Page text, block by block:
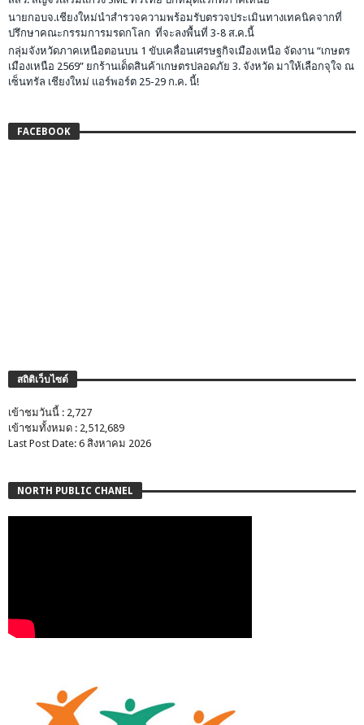
นายกอบจ.เชียงใหม่นำสำรวจความพร้อมรับตรวจประเมินทางเทคนิคจากที่
ปรึกษาคณะกรรมการมรดกโลก ที่จะลงพื้นที่ 3-8 ส.ค.นี้
กลุ่มจังหวัดภาคเหนือตอนบน 1 ขับเคลื่อนเศรษฐกิจเมืองเหนือ จัดงาน “เกษตร
เมืองเหนือ 2569” ยกร้านเด็ดสินค้าเกษตรปลอดภัย 3. จังหวัด มาให้เลือกจุใจ ณ
เซ็นทรัล เชียงใหม่ แอร์พอร์ต 25-29 ก.ค. นี้!
FACEBOOK
สถิติเว็บไซต์
เข้าชมวันนี้ : 2,727
เข้าชมทั้งหมด : 2,512,689
Last Post Date: 6 สิงหาคม 2026
NORTH PUBLIC CHANEL